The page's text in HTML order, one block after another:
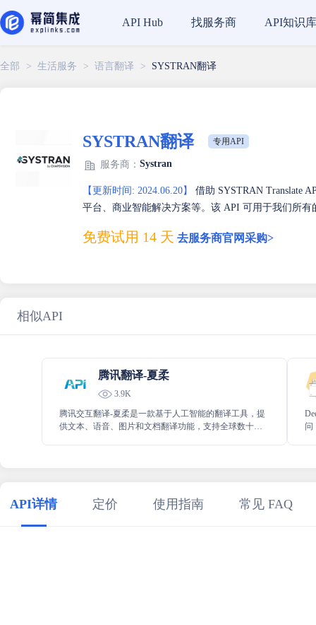
API Hub 找服务商 API知识库
全部 > 生活服务 > 语言翻译 > SYSTRAN翻译
SYSTRAN翻译 专用API
服务商： Systran
【更新时间: 2024.06.20】
借助 SYSTRAN Translate
平台、商业智能解决方案等。该 API 可用于我们所
免费试用 14 天 去服务商官网采购>
相似API
腾讯翻译-夏柔
3.9K
腾讯交互翻译-夏柔是一款基于人工智能的翻译工具，提
供文本、语音、图片和文档翻译功能，支持全球数十种
问
API详情 定价 使用指南 常见 FAQ